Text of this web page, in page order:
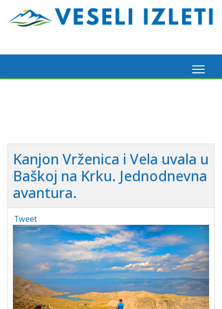
Kanjon Vrženica i Vela uvala u
Baškoj na Krku. Jednodnevna
avantura.
Tweet